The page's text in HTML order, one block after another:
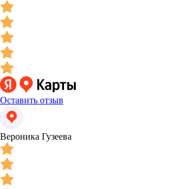
Оставить отзыв
Вероника Гузеева